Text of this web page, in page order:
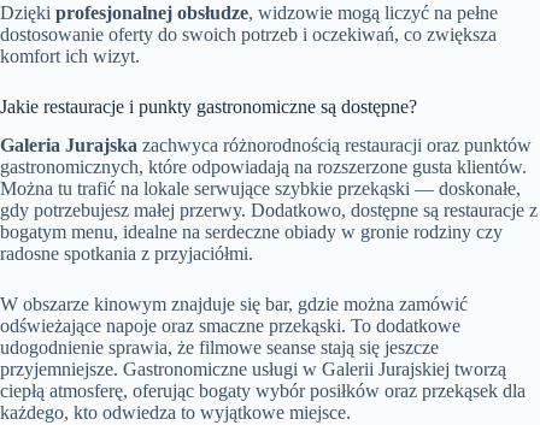
Dzięki profesjonalnej obsłudze, widzowie mogą liczyć na pełne
dostosowanie oferty do swoich potrzeb i oczekiwań, co zwiększa
komfort ich wizyt.
Jakie restauracje i punkty gastronomiczne są dostępne?
Galeria Jurajska zachwyca różnorodnością restauracji oraz punktów
gastronomicznych, które odpowiadają na rozszerzone gusta klientów.
Można tu trafić na lokale serwujące szybkie przekąski — doskonałe,
gdy potrzebujesz małej przerwy. Dodatkowo, dostępne są restauracje z
bogatym menu, idealne na serdeczne obiady w gronie rodziny czy
radosne spotkania z przyjaciółmi.
W obszarze kinowym znajduje się bar, gdzie można zamówić
odświeżające napoje oraz smaczne przekąski. To dodatkowe
udogodnienie sprawia, że filmowe seanse stają się jeszcze
przyjemniejsze. Gastronomiczne usługi w Galerii Jurajskiej tworzą
ciepłą atmosferę, oferując bogaty wybór posiłków oraz przekąsek dla
każdego, kto odwiedza to wyjątkowe miejsce.